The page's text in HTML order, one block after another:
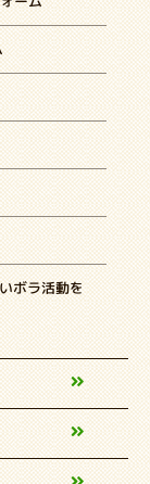
ボラ活動を